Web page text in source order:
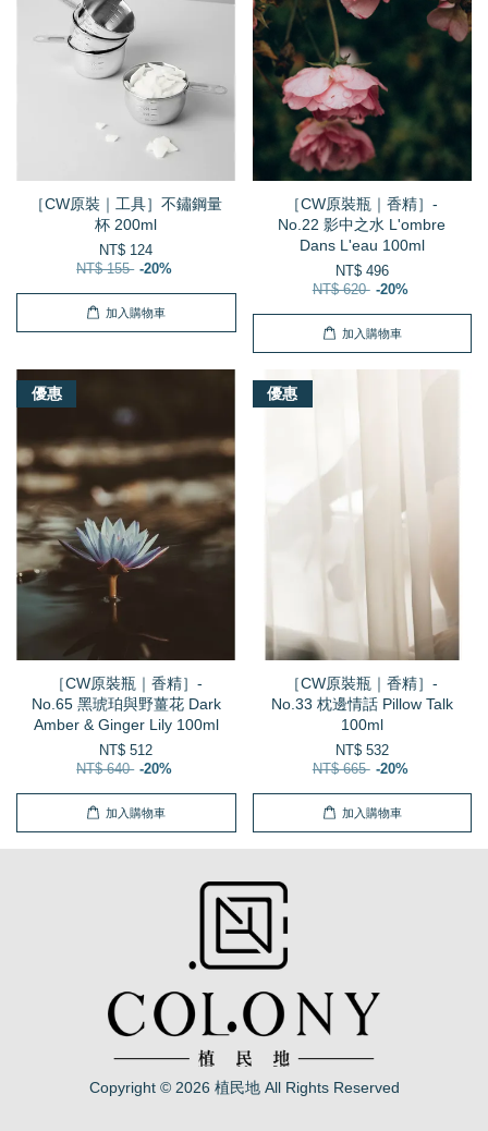
［CW原裝｜工具］不鏽鋼量
杯 200ml
NT$ 124
NT$ 155 -20%
加入購物車
［CW原裝瓶｜香精］-
No.22 影中之水 L'ombre
Dans L'eau 100ml
NT$ 496
NT$ 620 -20%
加入購物車
優惠
［CW原裝瓶｜香精］-
No.65 黑琥珀與野薑花 Dark
Amber & Ginger Lily 100ml
NT$ 512
NT$ 640 -20%
加入購物車
優惠
［CW原裝瓶｜香精］-
No.33 枕邊情話 Pillow Talk
100ml
NT$ 532
NT$ 665 -20%
加入購物車
Copyright © 2026 植民地 All Rights Reserved